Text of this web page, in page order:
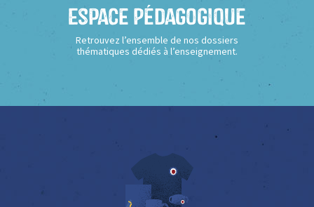
Espace Pédagogique
Retrouvez l’ensemble de nos dossiers
thématiques dédiés à l’enseignement.